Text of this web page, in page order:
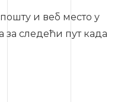
и веб место у
за следећи пут када